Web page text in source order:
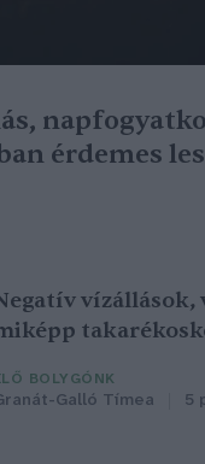
érdemes
vízállások,
BOLYGÓNK
Galló Tímea 5